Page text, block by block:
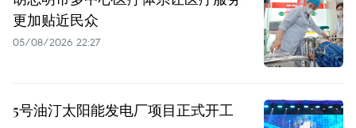
更加贴近民众
05/08/2026 22:27
5号油汀太阳能发电厂项目正式开工